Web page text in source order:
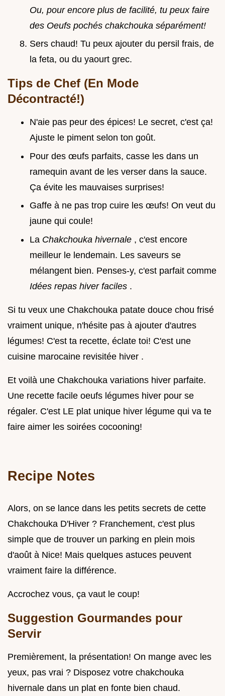
Ou, pour encore plus de facilité, tu peux faire
des Oeufs pochés chakchouka séparément!
Sers chaud! Tu peux ajouter du persil frais, de
la feta, ou du yaourt grec.
Tips de Chef (En Mode
Décontracté!)
N'aie pas peur des épices! Le secret, c'est ça!
Ajuste le piment selon ton goût.
Pour des œufs parfaits, casse les dans un
ramequin avant de les verser dans la sauce.
Ça évite les mauvaises surprises!
Gaffe à ne pas trop cuire les œufs! On veut du
jaune qui coule!
La Chakchouka hivernale , c'est encore
meilleur le lendemain. Les saveurs se
mélangent bien. Penses-y, c'est parfait comme
Idées repas hiver faciles .
Si tu veux une Chakchouka patate douce chou frisé
vraiment unique, n'hésite pas à ajouter d'autres
légumes! C'est ta recette, éclate toi! C'est une
cuisine marocaine revisitée hiver .
Et voilà une Chakchouka variations hiver parfaite.
Une recette facile oeufs légumes hiver pour se
régaler. C'est LE plat unique hiver légume qui va te
faire aimer les soirées cocooning!
Recipe Notes
Alors, on se lance dans les petits secrets de cette
Chakchouka D'Hiver ? Franchement, c'est plus
simple que de trouver un parking en plein mois
d'août à Nice! Mais quelques astuces peuvent
vraiment faire la différence.
Accrochez vous, ça vaut le coup!
Suggestion Gourmandes pour
Servir
Premièrement, la présentation! On mange avec les
yeux, pas vrai ? Disposez votre chakchouka
hivernale dans un plat en fonte bien chaud.